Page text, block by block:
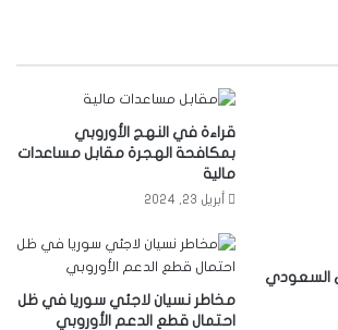
قراءة في النهج الأوروبي
بمكافحة الهجرة مقابل مساعدات
مالية
أبريل 23, 2024
السعودي
مخاطر نسيان لاجئي سوريا في ظل
احتمال قطع الدعم الأوروبي